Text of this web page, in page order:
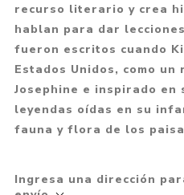
recurso literario y crea
hablan para dar
fueron escritos cuando
Estados Unidos, como
Josephine e inspirado en
leyendas oídas en su
fauna y flora de los
Ingresa una dirección